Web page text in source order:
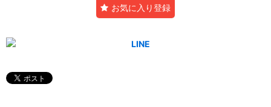
お気に入り登録